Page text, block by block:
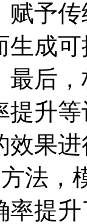
赋予
生成
最后
提升
效果
法，
率提